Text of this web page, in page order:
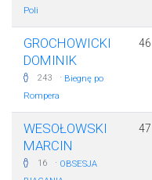
Poli
GROCHOWICKI
DOMINIK
243 · Biegnę po
Rompera
46
WESOŁOWSKI
MARCIN
16 · OBSESJA
47